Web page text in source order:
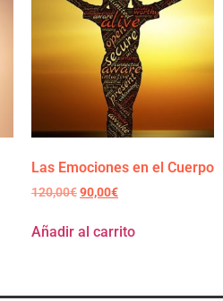
Las Emociones en el Cuerpo
120,00€90,00€
Añadir al carrito